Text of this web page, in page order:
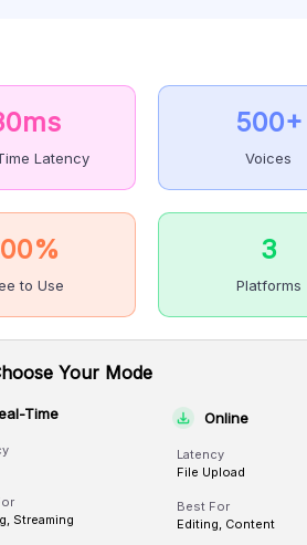
Latency
500+
Voices
to Use
3
Platforms
Your Mode
Time
Streaming
Online
Latency
File Upload
Best For
Editing, Content